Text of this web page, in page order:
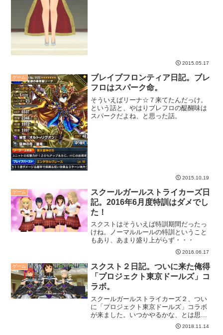
2015.05.17
ゲーム
ブレイブフロンティア日記。ブレ
フロはスパーク命。
そういえばリーナ☆７来てたんだっけ。
という話と、やはりブレフロの醍醐味は
スパークだよね、と思った話。
2015.10.19
ゲーム
スクールガールストライカーズ日
記。2016年6月度特訓はダメでし
た！
スクストはそういえば特訓期間だったっ
けね。ノーマルルールの特訓ということ
もあり、あまり盛り上がらず・・・
2016.06.17
ゲーム
スクスト２日記。ついに来た俺得
「プロジェクト東京ドールズ」コ
ラボ。
スクールガールストライカーズ２、つい
に「プロジェクト東京ドールズ」コラボ
が来ました。いつかやるかな、とは思っ
ていたのですが、なんという俺得企画、
って感じで盛り上がっています。
2018.11.14